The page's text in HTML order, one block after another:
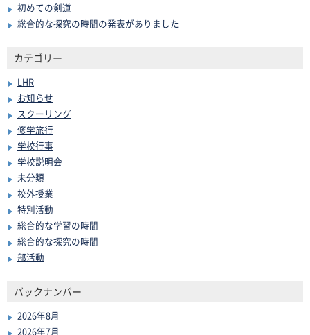
初めての剣道
総合的な探究の時間の発表がありました
カテゴリー
LHR
お知らせ
スクーリング
修学旅行
学校行事
学校説明会
未分類
校外授業
特別活動
総合的な学習の時間
総合的な探究の時間
部活動
バックナンバー
2026年8月
2026年7月